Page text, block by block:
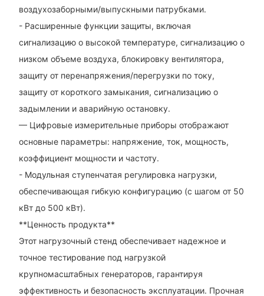
воздухозаборными/выпускными патрубками.
- Расширенные функции защиты, включая
сигнализацию о высокой температуре, сигнализацию о
низком объеме воздуха, блокировку вентилятора,
защиту от перенапряжения/перегрузки по току,
защиту от короткого замыкания, сигнализацию о
задымлении и аварийную остановку.
— Цифровые измерительные приборы отображают
основные параметры: напряжение, ток, мощность,
коэффициент мощности и частоту.
- Модульная ступенчатая регулировка нагрузки,
обеспечивающая гибкую конфигурацию (с шагом от 50
кВт до 500 кВт).
**Ценность продукта**
Этот нагрузочный стенд обеспечивает надежное и
точное тестирование под нагрузкой
крупномасштабных генераторов, гарантируя
эффективность и безопасность эксплуатации. Прочная